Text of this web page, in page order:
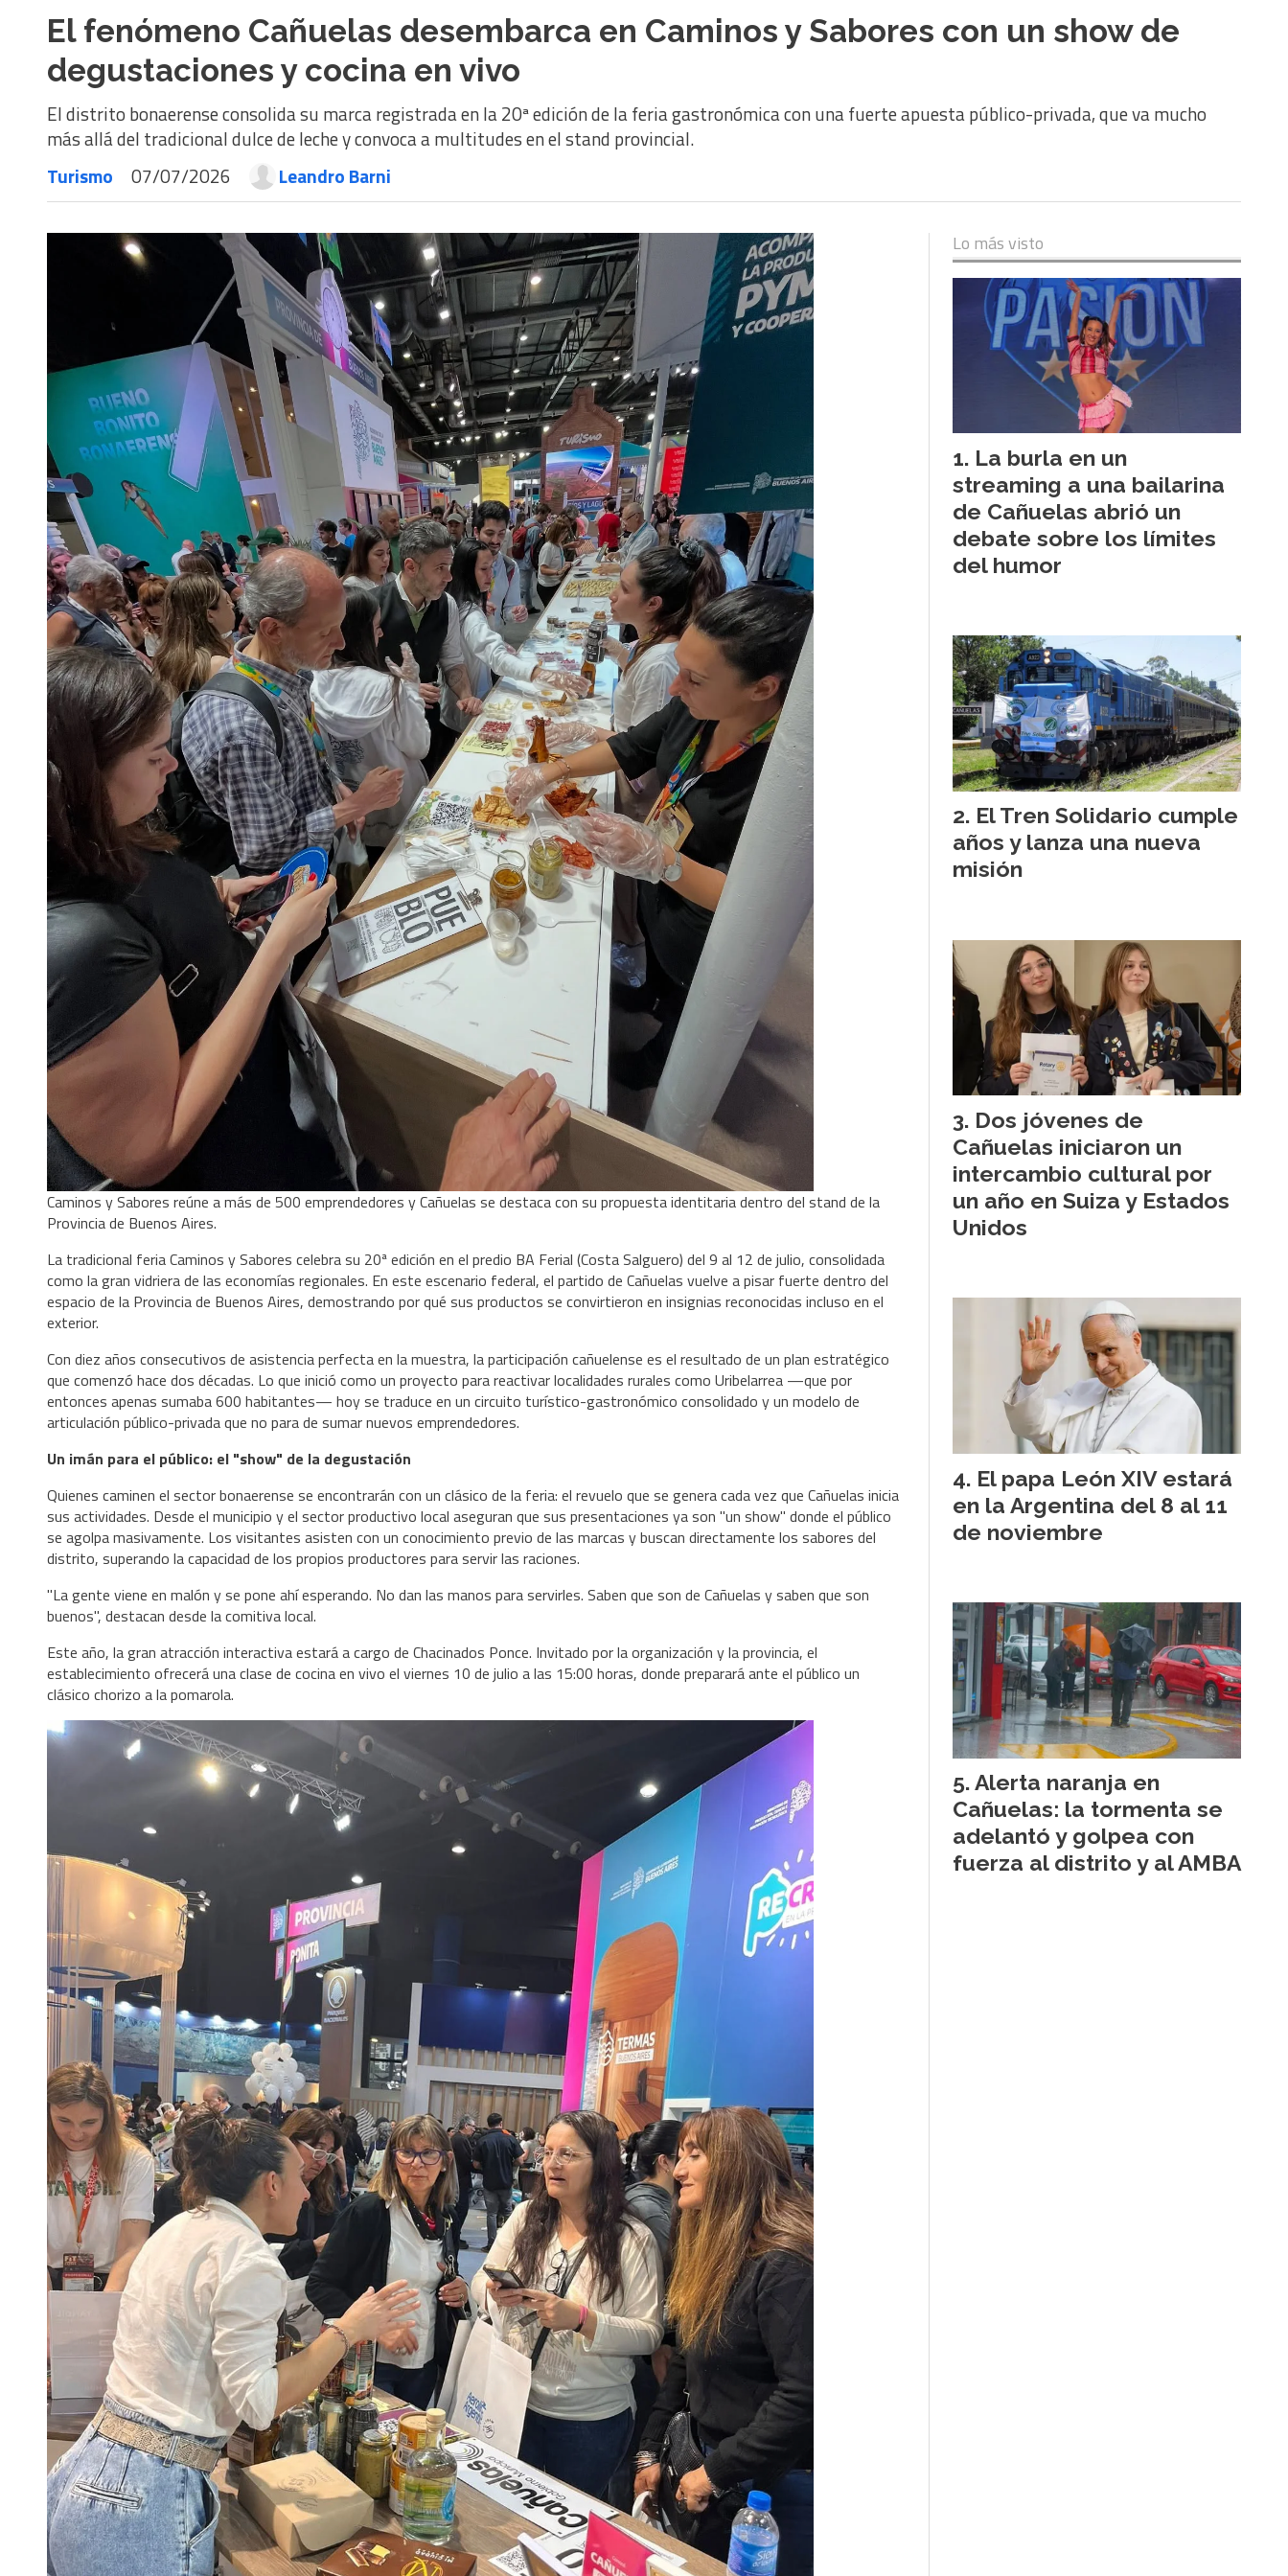
El fenómeno Cañuelas desembarca en Caminos y Sabores con un show de
degustaciones y cocina en vivo
El distrito bonaerense consolida su marca registrada en la 20ª edición de la feria gastronómica con una fuerte apuesta público-privada, que va mucho
más allá del tradicional dulce de leche y convoca a multitudes en el stand provincial.
Turismo
07/07/2026 Leandro Barni
Caminos y Sabores reúne a más de 500 emprendedores y Cañuelas se destaca con su propuesta identitaria dentro del stand de la
Provincia de Buenos Aires.
La tradicional feria Caminos y Sabores celebra su 20ª edición en el predio BA Ferial (Costa Salguero) del 9 al 12 de julio, consolidada
como la gran vidriera de las economías regionales. En este escenario federal, el partido de Cañuelas vuelve a pisar fuerte dentro del
espacio de la Provincia de Buenos Aires, demostrando por qué sus productos se convirtieron en insignias reconocidas incluso en el
exterior.
Con diez años consecutivos de asistencia perfecta en la muestra, la participación cañuelense es el resultado de un plan estratégico
que comenzó hace dos décadas. Lo que inició como un proyecto para reactivar localidades rurales como Uribelarrea —que por
entonces apenas sumaba 600 habitantes— hoy se traduce en un circuito turístico-gastronómico consolidado y un modelo de
articulación público-privada que no para de sumar nuevos emprendedores.
Un imán para el público: el "show" de la degustación
Quienes caminen el sector bonaerense se encontrarán con un clásico de la feria: el revuelo que se genera cada vez que Cañuelas inicia
sus actividades. Desde el municipio y el sector productivo local aseguran que sus presentaciones ya son "un show" donde el público
se agolpa masivamente. Los visitantes asisten con un conocimiento previo de las marcas y buscan directamente los sabores del
distrito, superando la capacidad de los propios productores para servir las raciones.
"La gente viene en malón y se pone ahí esperando. No dan las manos para servirles. Saben que son de Cañuelas y saben que son
buenos", destacan desde la comitiva local.
Este año, la gran atracción interactiva estará a cargo de Chacinados Ponce. Invitado por la organización y la provincia, el
establecimiento ofrecerá una clase de cocina en vivo el viernes 10 de julio a las 15:00 horas, donde preparará ante el público un
clásico chorizo a la pomarola.
Lo más visto
La burla en un
streaming a una bailarina
de Cañuelas abrió un
debate sobre los límites
del humor
El Tren Solidario cumple
años y lanza una nueva
misión
Dos jóvenes de
Cañuelas iniciaron un
intercambio cultural por
un año en Suiza y Estados
Unidos
El papa León XIV estará
en la Argentina del 8 al 11
de noviembre
Alerta naranja en
Cañuelas: la tormenta se
adelantó y golpea con
fuerza al distrito y al AMBA